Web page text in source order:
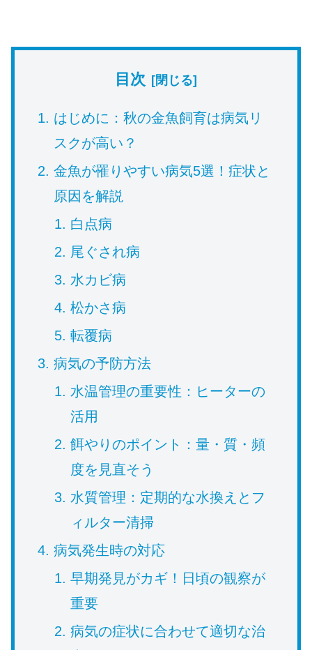
目次
はじめに：秋の金魚飼育は病気リ
スクが高い？
金魚が罹りやすい病気5選！症状と
原因を解説
白点病
尾ぐされ病
水カビ病
松かさ病
転覆病
病気の予防方法
水温管理の重要性：ヒーターの
活用
餌やりのポイント：量・質・頻
度を見直そう
水質管理：定期的な水換えとフ
ィルター清掃
病気発生時の対応
早期発見がカギ！日頃の観察が
重要
病気の症状に合わせて適切な治